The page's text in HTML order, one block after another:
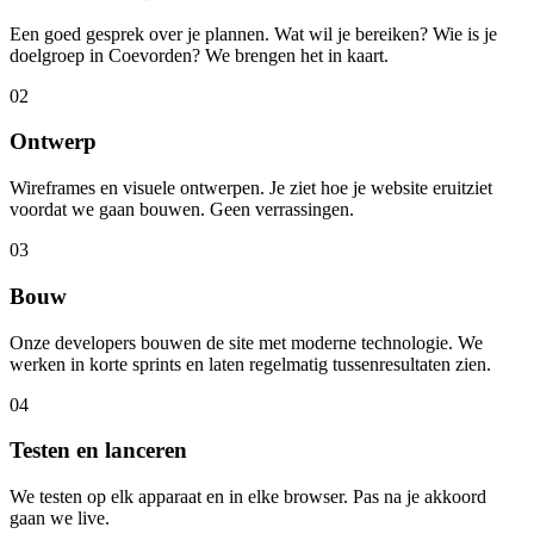
Een goed gesprek over je plannen. Wat wil je bereiken? Wie is je
doelgroep in Coevorden? We brengen het in kaart.
02
Ontwerp
Wireframes en visuele ontwerpen. Je ziet hoe je website eruitziet
voordat we gaan bouwen. Geen verrassingen.
03
Bouw
Onze developers bouwen de site met moderne technologie. We
werken in korte sprints en laten regelmatig tussenresultaten zien.
04
Testen en lanceren
We testen op elk apparaat en in elke browser. Pas na je akkoord
gaan we live.